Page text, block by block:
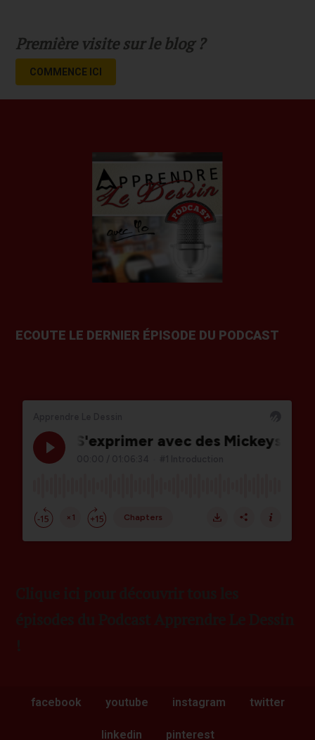
Première visite sur le blog ?
COMMENCE ICI
ECOUTE LE DERNIER ÉPISODE DU PODCAST
facebook youtube instagram twitter
linkedin pinterest